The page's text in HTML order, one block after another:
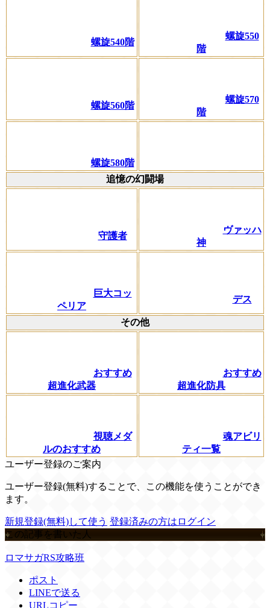
螺旋540階
螺旋550
階
螺旋560階
螺旋570
階
螺旋580階
追憶の幻闘場
守護者
ヴァッハ
神
巨大コッ
ペリア
デス
その他
おすすめ
超進化武器
おすすめ
超進化防具
視聴メダ
ルのおすすめ
魂アビリ
ティ一覧
ユーザー登録のご案内
ユーザー登録(無料)することで、この機能を使うことができ
ます。
新規登録(無料)して使う 登録済みの方はログイン
この記事を書いた人
ロマサガRS攻略班
ポスト
LINEで送る
URLコピー